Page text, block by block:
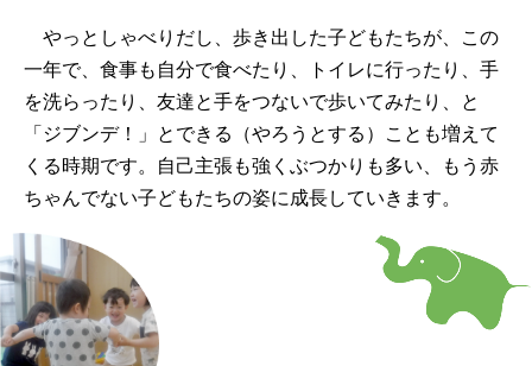
やっとしゃべりだし、歩き出した子どもたちが、この
一年で、食事も自分で食べたり、トイレに行ったり、手
を洗らったり、友達と手をつないで歩いてみたり、と
「ジブンデ！」とできる（やろうとする）ことも増えて
くる時期です。自己主張も強くぶつかりも多い、もう赤
ちゃんでない子どもたちの姿に成長していきます。